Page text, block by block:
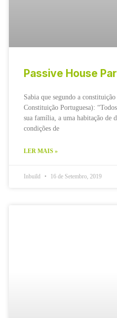
Passive House
Sabia que segundo a
Constituição Portuguesa):
sua família, a uma habitação de
condições de
LER MAIS »
Inbuild 16 de Setembro, 2019